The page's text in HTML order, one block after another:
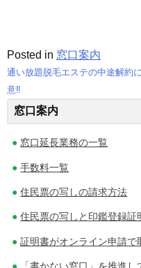
Posted in 窓口案内
投
稿
ナ
ビ
ゲ
ー
シ
通い放題脱毛エステの中途解約
意‼
窓口案内
窓口延長業務の一覧
手数料一覧
住民票の写しの請求方法
住民票の写しと印鑑登録
証明書がオンライン申請で